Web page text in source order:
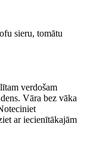
sieru, tomātu
verdošam
Vāra bez vāka
ar iecienītākajām